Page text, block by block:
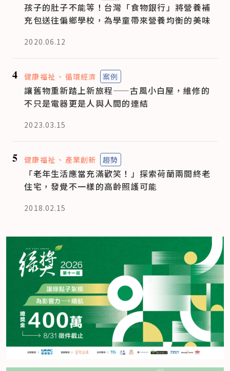
孩子的肚子不能等！台灣「食物銀行」將營養補
充包送往偏鄉學校，為學童帶來營養均衡的美味
2020.06.12
4 健康福祉 循環經濟 案例
讓舊物重新踏上新旅程——古風小白屋，維修的
不只是電器更是人與人間的連結
2023.03.15
5 健康福祉 產業創新 趨勢
「老年生活應當充滿歡笑！」探索荷蘭兩間終老
住宅，發覺不一樣的高齡照護可能
2018.02.15